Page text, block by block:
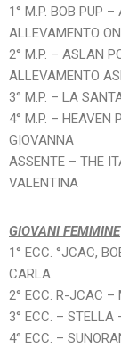
1° M.P. BOB PUP
ALLEVAMENTO
2° M.P. – ASLAN
ALLEVAMENTO
3° M.P. – LA
4° M.P. – HEAVEN
GIOVANNA
ASSENTE – THE
VALENTINA
GIOVANI FEMMINE
1° ECC. °JCAC,
CARLA
2° ECC. R-JCAC –
3° ECC. – STELLA
4° ECC. –